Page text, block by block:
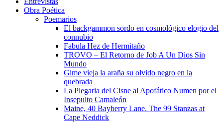
Obra Poética
Poemarios
El backgammon sordo en cosmológico elogio del
connubio
Fabula Hez de Hermitaño
TROVO – El Retorno de Job A Un Dios Sin
Mundo
Gime vieja la araña su olvido negro en la
quebrada
La Plegaria del Cisne al Apofático Numen por el
Insepulto Camaleón
Maine, 40 Bayberry Lane. The 99 Stanzas at
Cape Neddick